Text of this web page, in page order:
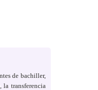
de bachiller,
la transferencia